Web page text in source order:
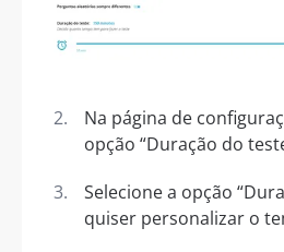
Na página de
opção “Duração do
Selecione a opção
quiser personalizar o